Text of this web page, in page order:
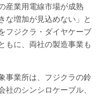
産業用電線市場が成熟
な増加が見込めない」と
フジクラ・ダイヤケーブ
もに、両社の製造事業も
事業所は、フジクラの鈴
のシンシロケーブル、